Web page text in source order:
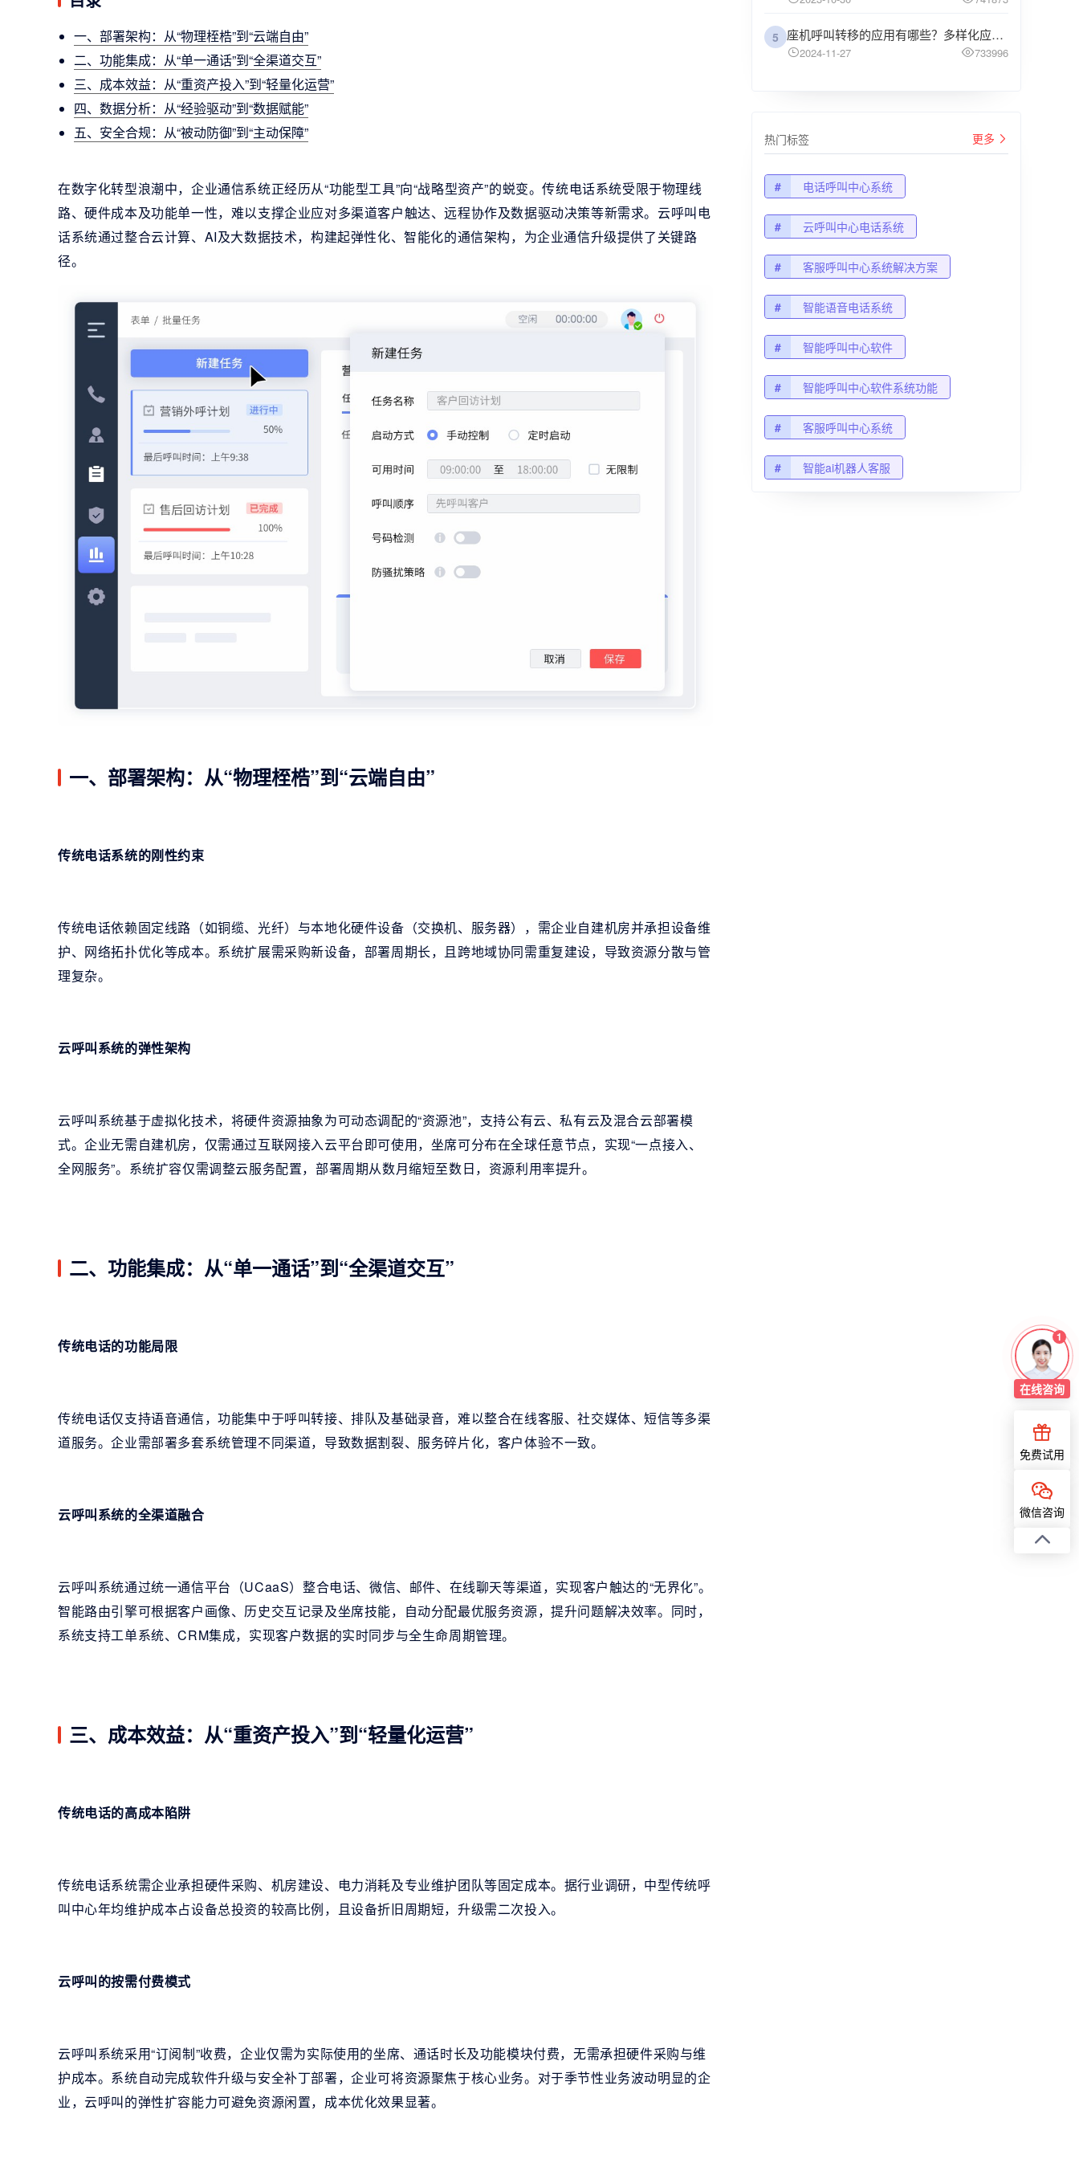
一、部署架构：从“物理桎梏”到“云端自由”
二、功能集成：从“单一通话”到“全渠道交互”
三、成本效益：从“重资产投入”到“轻量化运营”
四、数据分析：从“经验驱动”到“数据赋能”
五、安全合规：从“被动防御”到“主动保障”
在数字化转型浪潮中，企业通信系统正经历从“功能型工具”向“战略型资产”的蜕变。传统电话系统受限于物理线
路、硬件成本及功能单一性，难以支撑企业应对多渠道客户触达、远程协作及数据驱动决策等新需求。云呼叫电
话系统通过整合云计算、AI及大数据技术，构建起弹性化、智能化的通信架构，为企业通信升级提供了关键路
径。
一、部署架构：从“物理桎梏”到“云端自由”
传统电话系统的刚性约束
传统电话依赖固定线路（如铜缆、光纤）与本地化硬件设备（交换机、服务器），需企业自建机房并承担设备维
护、网络拓扑优化等成本。系统扩展需采购新设备，部署周期长，且跨地域协同需重复建设，导致资源分散与管
理复杂。
云呼叫系统的弹性架构
云呼叫系统基于虚拟化技术，将硬件资源抽象为可动态调配的“资源池”，支持公有云、私有云及混合云部署模
式。企业无需自建机房，仅需通过互联网接入云平台即可使用，坐席可分布在全球任意节点，实现“一点接入、
全网服务”。系统扩容仅需调整云服务配置，部署周期从数月缩短至数日，资源利用率提升。
二、功能集成：从“单一通话”到“全渠道交互”
传统电话的功能局限
传统电话仅支持语音通信，功能集中于呼叫转接、排队及基础录音，难以整合在线客服、社交媒体、短信等多渠
道服务。企业需部署多套系统管理不同渠道，导致数据割裂、服务碎片化，客户体验不一致。
云呼叫系统的全渠道融合
云呼叫系统通过统一通信平台（UCaaS）整合电话、微信、邮件、在线聊天等渠道，实现客户触达的“无界化”。
智能路由引擎可根据客户画像、历史交互记录及坐席技能，自动分配最优服务资源，提升问题解决效率。同时，
系统支持工单系统、CRM集成，实现客户数据的实时同步与全生命周期管理。
三、成本效益：从“重资产投入”到“轻量化运营”
传统电话的高成本陷阱
传统电话系统需企业承担硬件采购、机房建设、电力消耗及专业维护团队等固定成本。据行业调研，中型传统呼
叫中心年均维护成本占设备总投资的较高比例，且设备折旧周期短，升级需二次投入。
云呼叫的按需付费模式
云呼叫系统采用“订阅制”收费，企业仅需为实际使用的坐席、通话时长及功能模块付费，无需承担硬件采购与维
护成本。系统自动完成软件升级与安全补丁部署，企业可将资源聚焦于核心业务。对于季节性业务波动明显的企
业，云呼叫的弹性扩容能力可避免资源闲置，成本优化效果显著。
5 座机呼叫转移的应用有哪些？多样化应用场景解析
2024-11-27 733996
热门标签 更多
# 电话呼叫中心系统
# 云呼叫中心电话系统
# 客服呼叫中心系统解决方案
# 智能语音电话系统
# 智能呼叫中心软件
# 智能呼叫中心软件系统功能
# 客服呼叫中心系统
# 智能ai机器人客服
1
在线咨询
免费试用
微信咨询